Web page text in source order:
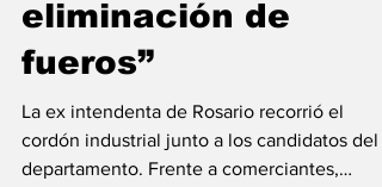
eliminación de
fueros”
La ex intendenta de Rosario recorrió el
cordón industrial junto a los candidatos del